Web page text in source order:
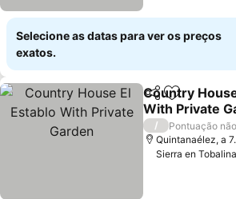
Selecione as datas para ver os preços
exatos.
PartilharAdicionar
Country
With Private
Ver preços
/
Pontuação
Quintanaélez, a
Sierra en Tobalina